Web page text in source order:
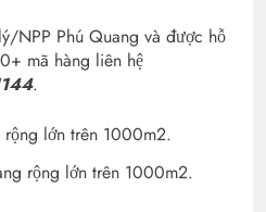
NPP Phú Quang và được hỗ
mã hàng liên hệ
.
rộng lớn trên 1000m2.